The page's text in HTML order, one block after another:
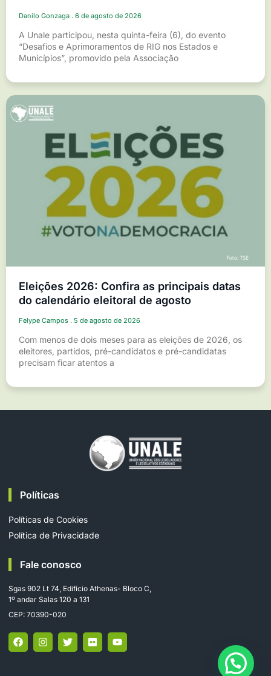
Danilo Gonzaga 6 de agosto de 2026
A Unale participou, nesta quinta-feira (6), do evento
“Desafios e Aprimoramentos de RIG nos Estados e
Municípios”, promovido pela Associação
Eleições 2026: Confira as principais datas
do calendário eleitoral de agosto
Felype Campos 5 de agosto de 2026
Com menos de dois meses para as eleições de 2026, os
eleitores, partidos, pré-candidatos e pré-candidatas
precisam ficar atentos a
Políticas
Políticas de Cookies
Política de Privacidade
Fale conosco
Sgas 902 Lt 74, Edifício Athenas- Bloco C,
1º andar Salas 120 a 131
CEP: 70390-020